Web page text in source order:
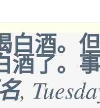
白酒。
酒了。
,